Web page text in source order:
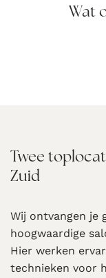
Wat
Twee
Zuid
Wij ontvangen je
hoogwaardige
Hier werken
technieken voor